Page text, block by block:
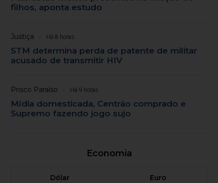
filhos, aponta estudo
Justiça Há 8 horas
STM determina perda de patente de militar
acusado de transmitir HIV
Prisco Paraíso Há 9 horas
Mídia domesticada, Centrão comprado e
Supremo fazendo jogo sujo
Economia
Dólar
Euro